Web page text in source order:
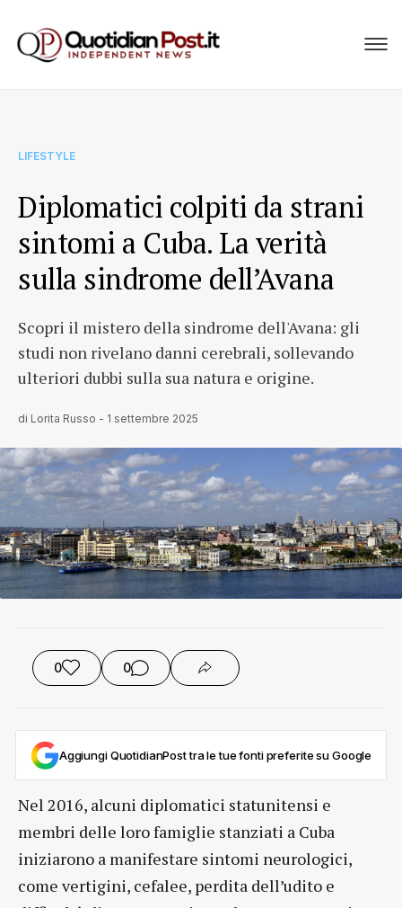
LIFESTYLE
Diplomatici colpiti da strani
sintomi a Cuba. La verità
sulla sindrome dell’Avana
Scopri il mistero della sindrome dell'Avana: gli
studi non rivelano danni cerebrali, sollevando
ulteriori dubbi sulla sua natura e origine.
di Lorita Russo - 1 settembre 2025
0 0
Aggiungi QuotidianPost tra le tue fonti preferite su Google
Nel 2016, alcuni diplomatici statunitensi e
membri delle loro famiglie stanziati a Cuba
iniziarono a manifestare sintomi neurologici,
come vertigini, cefalee, perdita dell’udito e